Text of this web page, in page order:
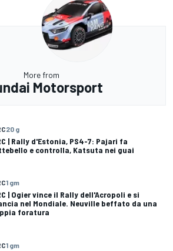
More from
Motorsport
20 g
| Rally d'Estonia, PS4-7: Pajari fa
e controlla, Katsuta nei guai
1 gm
| Ogier vince il Rally dell'Acropoli e si
nel Mondiale. Neuville beffato da una
foratura
1 gm